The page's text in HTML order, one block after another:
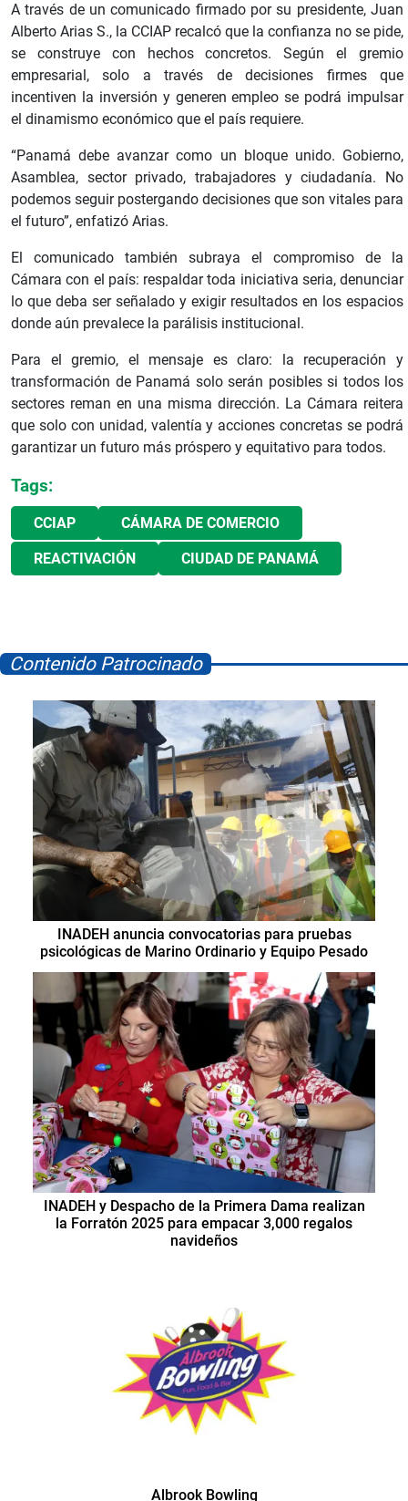
A través de un comunicado firmado por su presidente, Juan
Alberto Arias S., la CCIAP recalcó que la confianza no se pide,
se construye con hechos concretos. Según el gremio
empresarial, solo a través de decisiones firmes que
incentiven la inversión y generen empleo se podrá impulsar
el dinamismo económico que el país requiere.
“Panamá debe avanzar como un bloque unido. Gobierno,
Asamblea, sector privado, trabajadores y ciudadanía. No
podemos seguir postergando decisiones que son vitales para
el futuro”, enfatizó Arias.
El comunicado también subraya el compromiso de la
Cámara con el país: respaldar toda iniciativa seria, denunciar
lo que deba ser señalado y exigir resultados en los espacios
donde aún prevalece la parálisis institucional.
Para el gremio, el mensaje es claro: la recuperación y
transformación de Panamá solo serán posibles si todos los
sectores reman en una misma dirección. La Cámara reitera
que solo con unidad, valentía y acciones concretas se podrá
garantizar un futuro más próspero y equitativo para todos.
Tags:
CCIAP CÁMARA DE COMERCIO
REACTIVACIÓN CIUDAD DE PANAMÁ
Contenido Patrocinado
INADEH anuncia convocatorias para pruebas
psicológicas de Marino Ordinario y Equipo Pesado
INADEH y Despacho de la Primera Dama realizan
la Forratón 2025 para empacar 3,000 regalos
navideños
Albrook Bowling